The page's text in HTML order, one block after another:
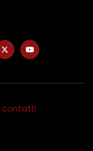
contatti